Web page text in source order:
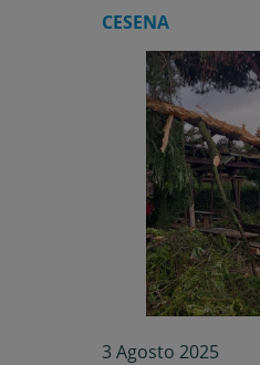
CESENA
3 Agosto 2025